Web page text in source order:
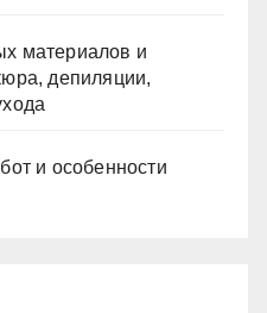
материалов и
депиляции,
и особенности